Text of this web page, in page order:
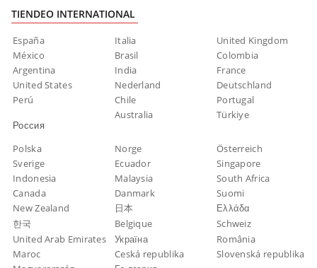
TIENDEO INTERNATIONAL
España Italia
United Kingdom
México
Brasil
Colombia
Argentina
India
France
United States
Nederland
Deutschland
Perú
Chile
Portugal
Россия
Australia Türkiye
Polska Norge
Österreich
Sverige
Ecuador
Singapore
Indonesia
Malaysia
South Africa
Canada
Danmark
Suomi
New Zealand
日本
Ελλάδα
한국
Belgique
Schweiz
United Arab Emirates
Україна
România
Maroc
Ceská republika
Slovenská republika